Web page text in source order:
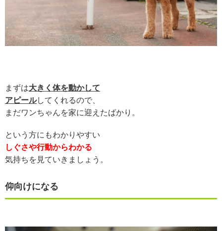
まずは大きく体を動かして
アピールしてくれるので、
まだワンちゃんを家に迎えたばかり。
という方にもわかりやすい
しぐさや行動からわかる
気持ちを見ていきましょう。
仰向けになる